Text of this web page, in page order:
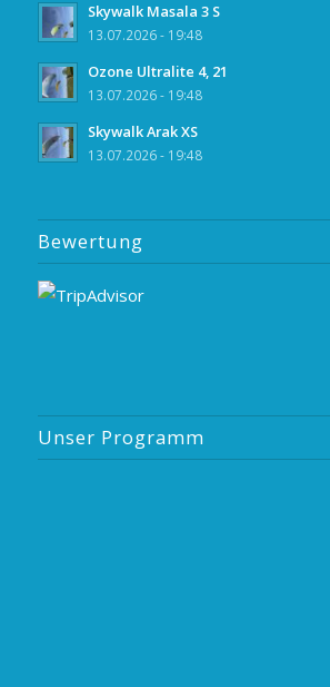
Skywalk Masala 3 S
13.07.2026 - 19:48
Ozone Ultralite 4, 21
13.07.2026 - 19:48
Skywalk Arak XS
13.07.2026 - 19:48
Bewertung
Unser Programm